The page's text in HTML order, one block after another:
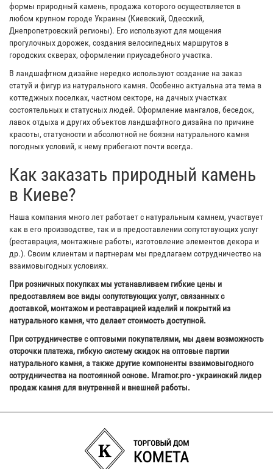
формы природный камень, продажа которого осуществляется в
любом крупном городе Украины (Киевский, Одесский,
Днепропетровский регионы). Его используют для мощения
прогулочных дорожек, создания велосипедных маршрутов в
городских скверах, оформлении приусадебного участка.
В ландшафтном дизайне нередко используют создание на заказ
статуй и фигур из натурального камня. Особенно актуальна эта тема в
коттеджных поселках, частном секторе, на дачных участках
состоятельных и статусных людей. Оформление мангалов, беседок,
лавок отдыха и других объектов ландшафтного дизайна по причине
красоты, статусности и абсолютной не боязни натурального камня
погодных условий, к нему прибегают почти всегда.
Как заказать природный камень
в Киеве?
Наша компания много лет работает с натуральным камнем, участвует
как в его производстве, так и в предоставлении сопутствующих услуг
(реставрация, монтажные работы, изготовление элементов декора и
др.). Своим клиентам и партнерам мы предлагаем сотрудничество на
взаимовыгодных условиях.
При розничных покупках мы устанавливаем гибкие цены и
предоставляем все виды сопутствующих услуг, связанных с
доставкой, монтажом и реставрацией изделий и покрытий из
натурального камня, что делает стоимость доступной.
При сотрудничестве с оптовыми покупателями, мы даем возможность
отсрочки платежа, гибкую систему скидок на оптовые партии
натурального камня, а также другие компоненты взаимовыгодного
сотрудничества на постоянной основе. Mramor.pro - украинский лидер
продаж камня для внутренней и внешней работы.